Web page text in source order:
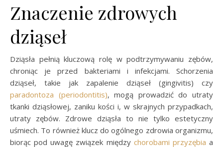
Znaczenie zdrowych
dziąseł
Dziąsła pełnią kluczową rolę w podtrzymywaniu zębów,
chroniąc je przed bakteriami i infekcjami. Schorzenia
dziąseł, takie jak zapalenie dziąseł (gingivitis) czy
paradontoza (periodontitis), mogą prowadzić do utraty
tkanki dziąsłowej, zaniku kości i, w skrajnych przypadkach,
utraty zębów. Zdrowe dziąsła to nie tylko estetyczny
uśmiech. To również klucz do ogólnego zdrowia organizmu,
biorąc pod uwagę związek między chorobami przyzębia a